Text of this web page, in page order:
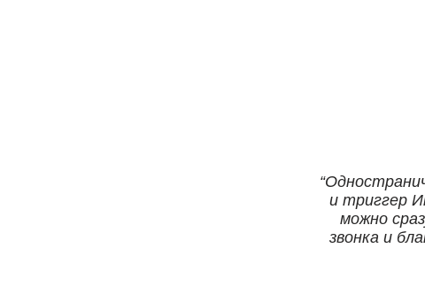
и триггер
можно
звонка и
клику